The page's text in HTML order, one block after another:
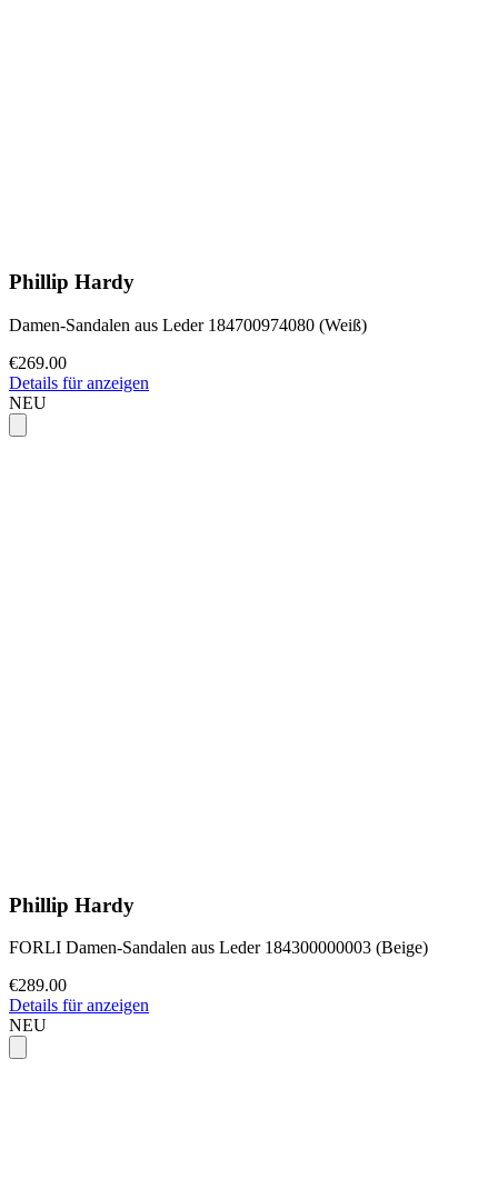
Phillip Hardy
Damen-Sandalen aus Leder 184700974080 (Weiß)
€269.00
Details für anzeigen
NEU
Phillip Hardy
FORLI Damen-Sandalen aus Leder 184300000003 (Beige)
€289.00
Details für anzeigen
NEU